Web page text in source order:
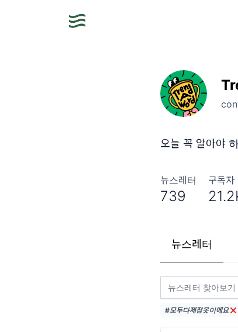
오늘 꼭 알아야
뉴스레터
739
구독자
뉴스레터
#모두다제잠옷이에요